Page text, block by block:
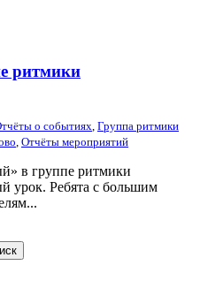
ритмики
о событиях, Группа ритмики
, Отчёты мероприятий
в группе ритмики
урок. Ребята с большим